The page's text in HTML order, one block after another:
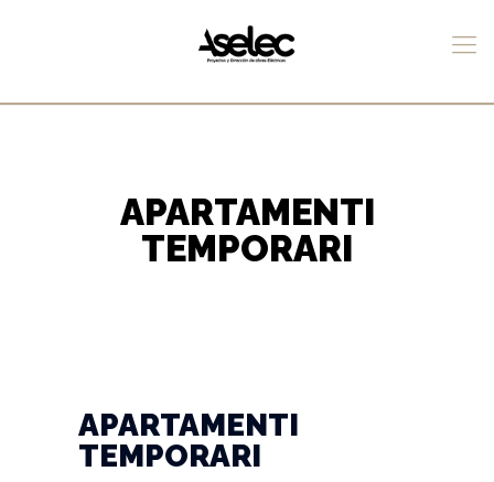
APARTAMENTI
TEMPORARI
APARTAMENTI
TEMPORARI